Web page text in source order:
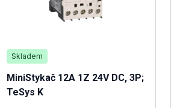
Skladem
MiniStykač 12A 1Z 24V DC, 3P;
TeSys K